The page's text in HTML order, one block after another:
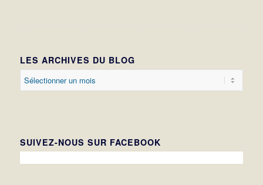
LES ARCHIVES DU BLOG
SUIVEZ-NOUS SUR FACEBOOK